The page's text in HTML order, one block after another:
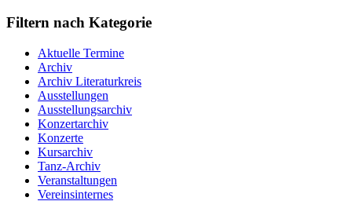
Filtern nach Kategorie
Aktuelle Termine
Archiv
Archiv Literaturkreis
Ausstellungen
Ausstellungsarchiv
Konzertarchiv
Konzerte
Kursarchiv
Tanz-Archiv
Veranstaltungen
Vereinsinternes